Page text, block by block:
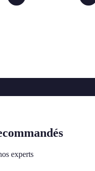
experts